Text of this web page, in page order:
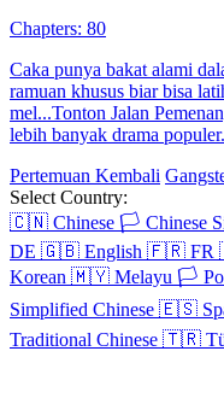
Chapters: 80
Caka punya bakat alami
ramuan khusus biar bisa
mel...Tonton Jalan
lebih banyak drama populer.
Pertemuan Kembali
Select Country:
🇨🇳 Chinese 🏳️ Chinese
DE 🇬🇧 English 🇫🇷 FR
Korean 🇲🇾 Melayu 🏳️
Simplified Chinese 🇪🇸
Traditional Chinese 🇹🇷